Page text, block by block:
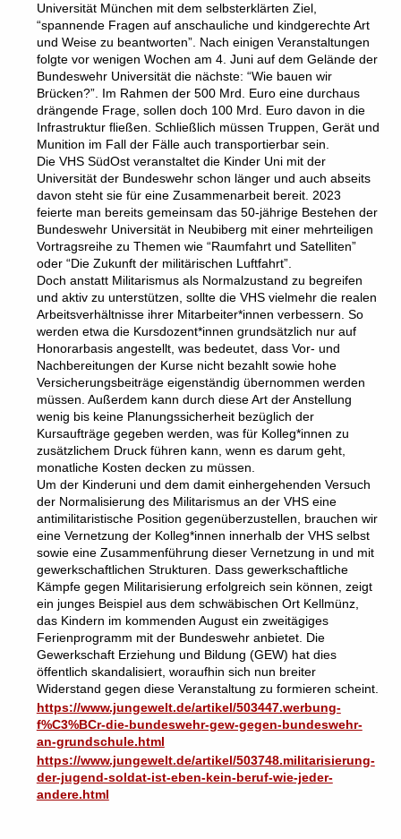
Universität München mit dem selbsterklärten Ziel,
“spannende Fragen auf anschauliche und kindgerechte Art
und Weise zu beantworten”. Nach einigen Veranstaltungen
folgte vor wenigen Wochen am 4. Juni auf dem Gelände der
Bundeswehr Universität die nächste: “Wie bauen wir
Brücken?”. Im Rahmen der 500 Mrd. Euro eine durchaus
drängende Frage, sollen doch 100 Mrd. Euro davon in die
Infrastruktur fließen. Schließlich müssen Truppen, Gerät und
Munition im Fall der Fälle auch transportierbar sein.
Die VHS SüdOst veranstaltet die Kinder Uni mit der
Universität der Bundeswehr schon länger und auch abseits
davon steht sie für eine Zusammenarbeit bereit. 2023
feierte man bereits gemeinsam das 50-jährige Bestehen der
Bundeswehr Universität in Neubiberg mit einer mehrteiligen
Vortragsreihe zu Themen wie “Raumfahrt und Satelliten”
oder “Die Zukunft der militärischen Luftfahrt”.
Doch anstatt Militarismus als Normalzustand zu begreifen
und aktiv zu unterstützen, sollte die VHS vielmehr die realen
Arbeitsverhältnisse ihrer Mitarbeiter*innen verbessern. So
werden etwa die Kursdozent*innen grundsätzlich nur auf
Honorarbasis angestellt, was bedeutet, dass Vor- und
Nachbereitungen der Kurse nicht bezahlt sowie hohe
Versicherungsbeiträge eigenständig übernommen werden
müssen. Außerdem kann durch diese Art der Anstellung
wenig bis keine Planungssicherheit bezüglich der
Kursaufträge gegeben werden, was für Kolleg*innen zu
zusätzlichem Druck führen kann, wenn es darum geht,
monatliche Kosten decken zu müssen.
Um der Kinderuni und dem damit einhergehenden Versuch
der Normalisierung des Militarismus an der VHS eine
antimilitaristische Position gegenüberzustellen, brauchen wir
eine Vernetzung der Kolleg*innen innerhalb der VHS selbst
sowie eine Zusammenführung dieser Vernetzung in und mit
gewerkschaftlichen Strukturen. Dass gewerkschaftliche
Kämpfe gegen Militarisierung erfolgreich sein können, zeigt
ein junges Beispiel aus dem schwäbischen Ort Kellmünz,
das Kindern im kommenden August ein zweitägiges
Ferienprogramm mit der Bundeswehr anbietet. Die
Gewerkschaft Erziehung und Bildung (GEW) hat dies
öffentlich skandalisiert, woraufhin sich nun breiter
Widerstand gegen diese Veranstaltung zu formieren scheint.
https://www.jungewelt.de/artikel/503447.werbung-
f%C3%BCr-die-bundeswehr-gew-gegen-bundeswehr-
an-grundschule.html
https://www.jungewelt.de/artikel/503748.militarisierung-
der-jugend-soldat-ist-eben-kein-beruf-wie-jeder-
andere.html